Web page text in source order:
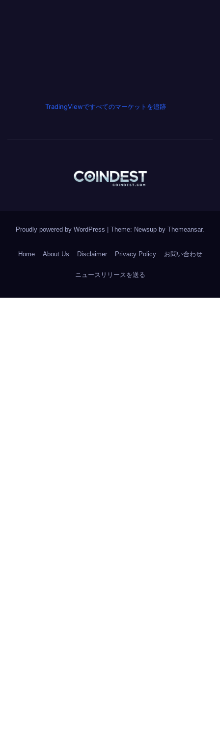
TradingViewですべてのマーケットを追跡
Proudly powered by WordPress Theme: Newsup by Themeansar.
Home About Us Disclaimer Privacy Policy お問い合わせ
ニュースリリースを送る